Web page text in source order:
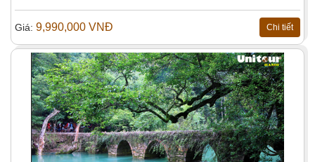
Giá: 9,990,000 VNĐ Chi tiết